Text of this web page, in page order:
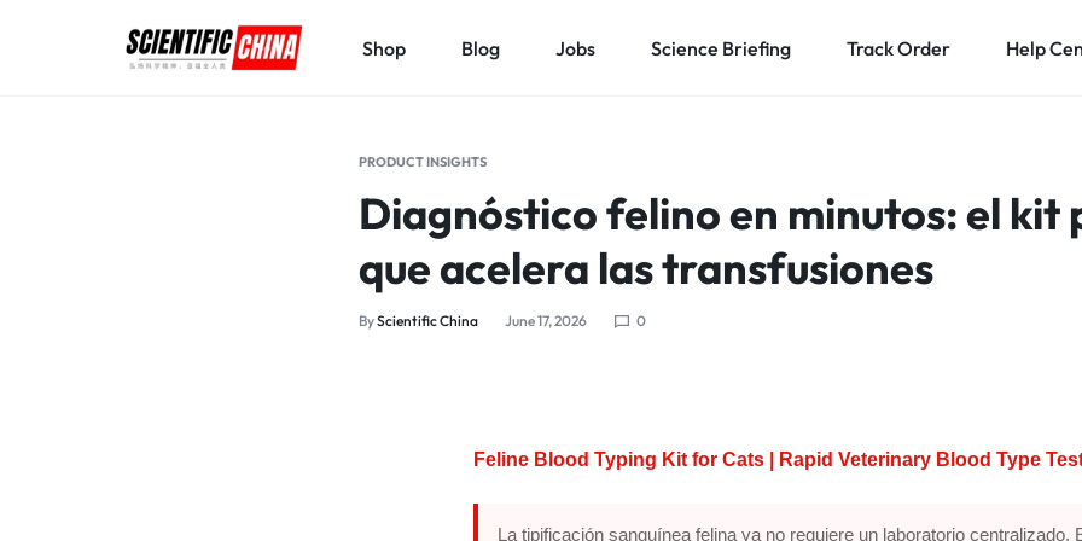
Shop Blog Jobs Science Briefing Track Order Help
PRODUCT INSIGHTS
Diagnóstico felino en minutos: el
que acelera las transfusiones
ByScientific China June 17, 2026 0
Feline Blood Typing Kit for Cats | Rapid Veterinary Blood Type
La tipificación sanguínea felina ya no requiere un laboratorio centralizado.